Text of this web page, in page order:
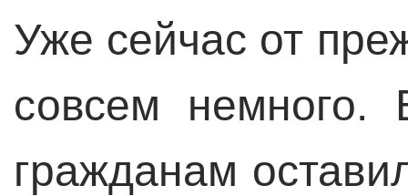
Уже сейчас от
совсем немного.
гражданам